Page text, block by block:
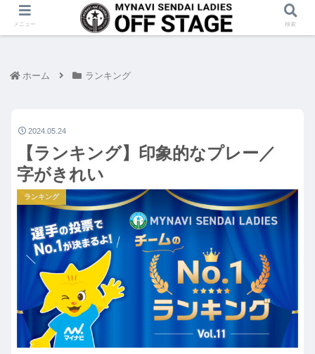
ホーム ランキング
【ランキング】印象的なプレー／
字がきれい
ランキング
2024.05.24
メニュー 検索